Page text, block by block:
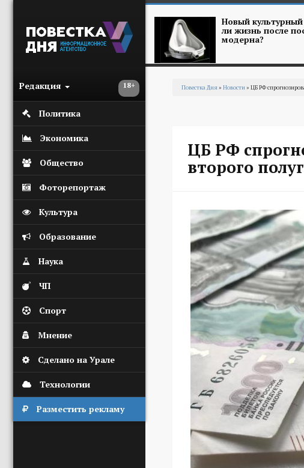
18+
Редакция
Политика
Экономика
Общество
Фоторепортаж
Культура
Образование
Наука
ЧП
Спорт
Мнение
Сделано на Урале
Технологии
Разместить рекламу
Новый
ли жизнь после
модерна?
Повестка Дня» Новости» ЦБ РФ
ЦБ РФ
второго